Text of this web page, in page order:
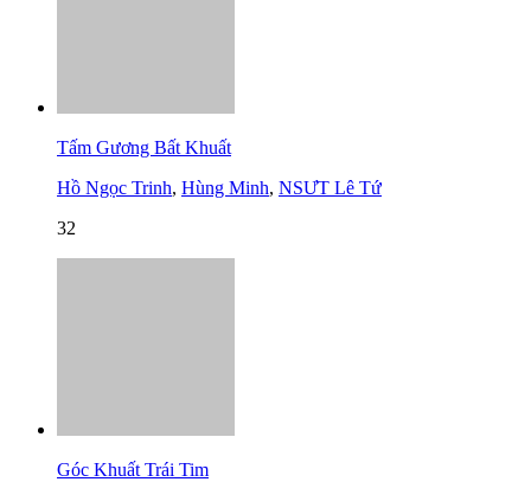
Tấm Gương Bất Khuất
Hồ Ngọc Trinh, Hùng Minh, NSƯT Lê Tứ
32
Góc Khuất Trái Tim